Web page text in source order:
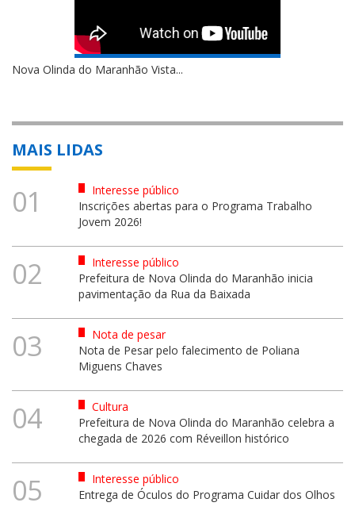
Nova Olinda do Maranhão Vista...
MAIS LIDAS
01
Interesse público
Inscrições abertas para o Programa Trabalho
Jovem 2026!
02
Interesse público
Prefeitura de Nova Olinda do Maranhão inicia
pavimentação da Rua da Baixada
03
Nota de pesar
Nota de Pesar pelo falecimento de Poliana
Miguens Chaves
04
Cultura
Prefeitura de Nova Olinda do Maranhão celebra a
chegada de 2026 com Réveillon histórico
05
Interesse público
Entrega de Óculos do Programa Cuidar dos Olhos